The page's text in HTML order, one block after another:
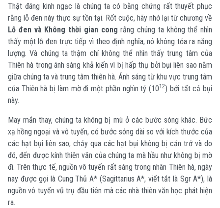
Thật đáng kinh ngạc là chúng ta có bằng chứng rất thuyết phục
rằng lỗ đen này thực sự tồn tại. Rốt cuộc, hãy nhớ lại từ chương về
Lỗ đen và Không thời gian cong rằng chúng ta không thể nhìn
thấy một lỗ đen trực tiếp vì theo định nghĩa, nó không tỏa ra năng
lượng. Và chúng ta thậm chí không thể nhìn thấy trung tâm của
Thiên hà trong ánh sáng khả kiến ​​vì bị hấp thụ bởi bụi liên sao nằm
giữa chúng ta và trung tâm thiên hà. Ánh sáng từ khu vực trung tâm
của Thiên hà bị làm mờ đi một phần nghìn tỷ (1012) bởi tất cả bụi
này.
May mắn thay, chúng ta không bị mù ở các bước sóng khác. Bức
xạ hồng ngoại và vô tuyến, có bước sóng dài so với kích thước của
các hạt bụi liên sao, chảy qua các hạt bụi không bị cản trở và do
đó, đến được kính thiên văn của chúng ta mà hầu như không bị mờ
đi. Trên thực tế, nguồn vô tuyến rất sáng trong nhân Thiên hà, ngày
nay được gọi là Cung Thủ A* (Sagittarius A*, viết tắt là Sgr A*), là
nguồn vô tuyến vũ trụ đầu tiên mà các nhà thiên văn học phát hiện
ra.